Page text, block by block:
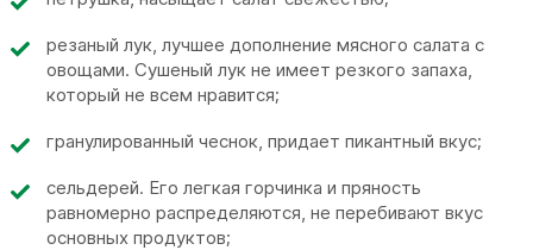
резаный лук, лучшее дополнение мясного салата с
овощами. Сушеный лук не имеет резкого запаха,
который не всем нравится;
гранулированный чеснок, придает пикантный вкус;
сельдерей. Его легкая горчинка и пряность
равномерно распределяются, не перебивают вкус
основных продуктов;